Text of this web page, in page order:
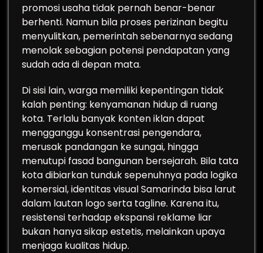
promosi usaha tidak pernah benar-benar
berhenti. Namun bila proses perizinan begitu
menyulitkan, pemerintah sebenarnya sedang
menolak sebagian potensi pendapatan yang
sudah ada di depan mata.
Di sisi lain, warga memiliki kepentingan tidak
kalah penting: kenyamanan hidup di ruang
kota. Terlalu banyak konten iklan dapat
mengganggu konsentrasi pengendara,
merusak pandangan ke sungai, hingga
menutupi fasad bangunan bersejarah. Bila tata
kota dibiarkan tunduk sepenuhnya pada logika
komersial, identitas visual Samarinda bisa larut
dalam lautan logo serta tagline. Karena itu,
resistensi terhadap ekspansi reklame liar
bukan hanya sikap estetis, melainkan upaya
menjaga kualitas hidup.